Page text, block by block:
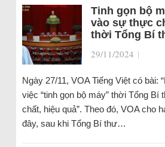
Tinh gọn bộ
vào sự thực
thời Tổng Bí
29/11/2024 |
Ngày 27/11, VOA Tiếng Việt có bài:
việc “tinh gọn bộ máy” thời Tổng Bí
chất, hiệu quả”. Theo đó, VOA cho
đây, sau khi Tổng Bí thư…